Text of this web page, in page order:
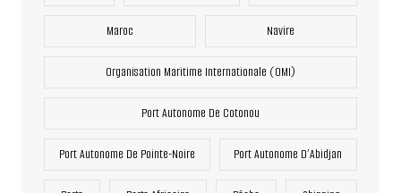
Maroc Navire
Organisation Maritime Internationale (OMI)
Port Autonome De Cotonou
Port Autonome De Pointe-Noire Port Autonome D’Abidjan